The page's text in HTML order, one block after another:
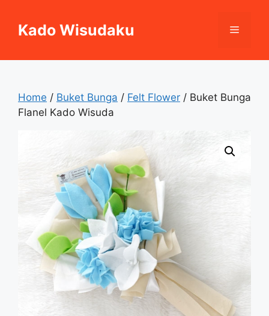
contentKado Wisudaku Menu
Home / Buket Bunga / Felt Flower / Buket Bunga
Flanel Kado Wisuda